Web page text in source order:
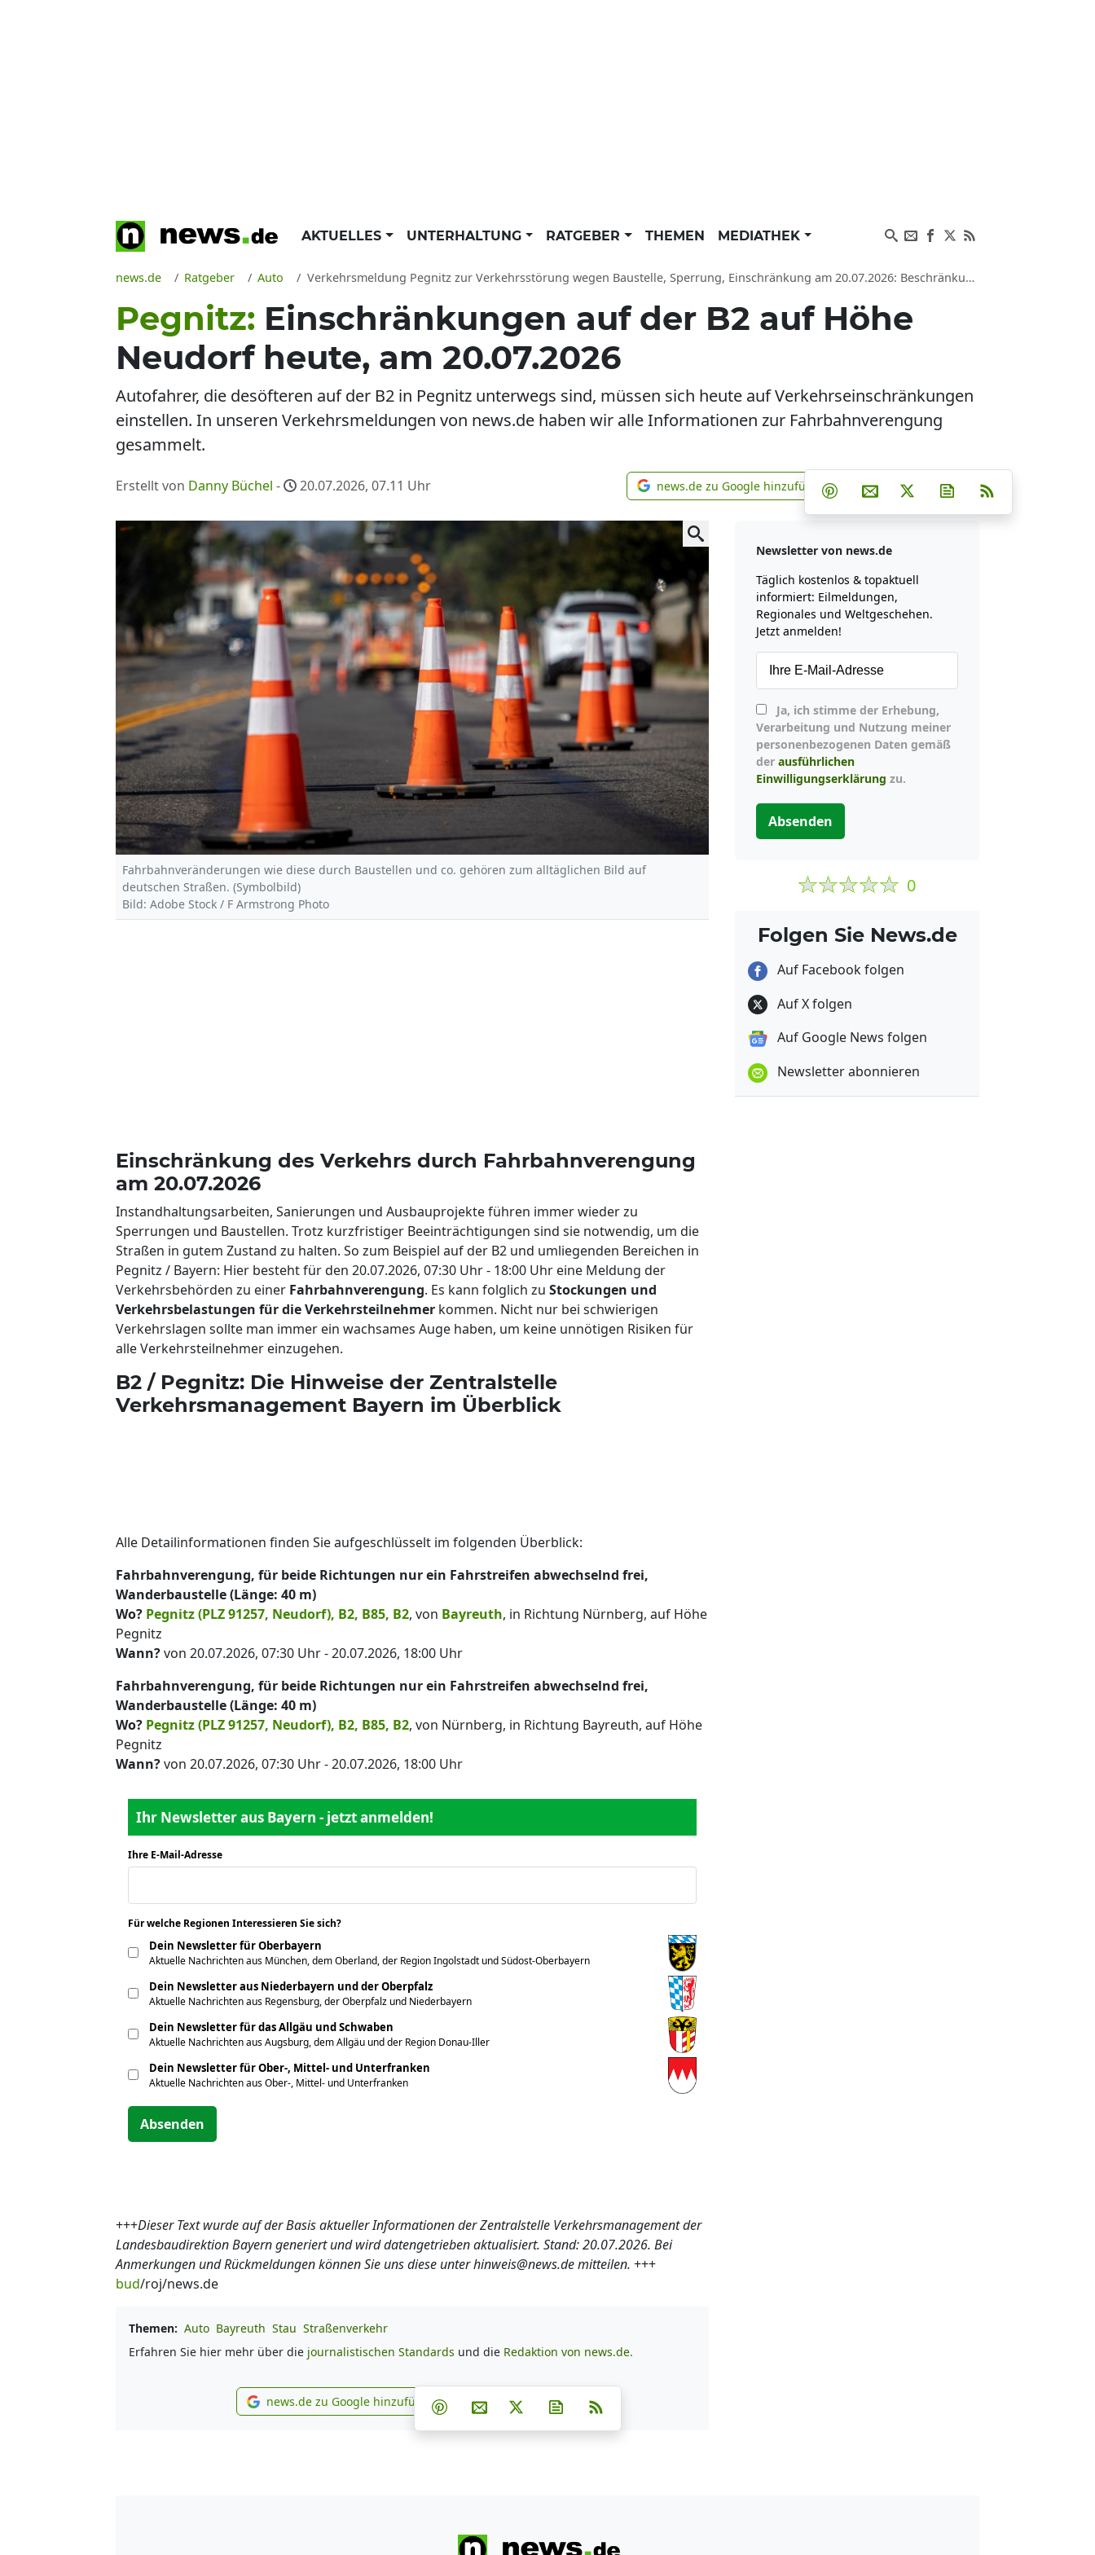
AKTUELLES UNTERHALTUNG RATGEBER THEMEN MEDIATHEK
news.de Ratgeber Auto Verkehrsmeldung Pegnitz zur Verkehrsstörung wegen Baustelle, Sperrung, Einschränkung am 20.07.2026: Beschränkungen im Verkehr, Staugefahr in Pegnitz PLZ 91257, Neudorf auf B2, B85, auf der B2
Pegnitz: Einschränkungen auf der B2 auf Höhe
Neudorf heute, am 20.07.2026
Autofahrer, die desöfteren auf der B2 in Pegnitz unterwegs sind, müssen sich heute auf Verkehrseinschränkungen
einstellen. In unseren Verkehrsmeldungen von news.de haben wir alle Informationen zur Fahrbahnverengung
gesammelt.
Erstellt von Danny Büchel - 20.07.2026, 07.11 Uhr news.de zu Google hinzufügen
news.de zu Google hinzufügen Teilen auf Facebook
Teilen auf Whatsapp
Teilen auf Telegram
Teilen auf Pinterest
Per E-Mail teilen
Post auf XNewsletter
Fahrbahnveränderungen wie diese durch Baustellen und co. gehören zum alltäglichen Bild auf
deutschen Straßen. (Symbolbild)
Bild: Adobe Stock / F Armstrong Photo
Einschränkung des Verkehrs durch Fahrbahnverengung
am 20.07.2026
Instandhaltungsarbeiten, Sanierungen und Ausbauprojekte führen immer wieder zu
Sperrungen und Baustellen. Trotz kurzfristiger Beeinträchtigungen sind sie notwendig, um die
Straßen in gutem Zustand zu halten. So zum Beispiel auf der B2 und umliegenden Bereichen in
Pegnitz / Bayern: Hier besteht für den 20.07.2026, 07:30 Uhr - 18:00 Uhr eine Meldung der
Verkehrsbehörden zu einer Fahrbahnverengung. Es kann folglich zu Stockungen und
Verkehrsbelastungen für die Verkehrsteilnehmer kommen. Nicht nur bei schwierigen
Verkehrslagen sollte man immer ein wachsames Auge haben, um keine unnötigen Risiken für
alle Verkehrsteilnehmer einzugehen.
B2 / Pegnitz: Die Hinweise der Zentralstelle
Verkehrsmanagement Bayern im Überblick
Alle Detailinformationen finden Sie aufgeschlüsselt im folgenden Überblick:
Fahrbahnverengung, für beide Richtungen nur ein Fahrstreifen abwechselnd frei,
Wanderbaustelle (Länge: 40 m)
Wo? Pegnitz (PLZ 91257, Neudorf), B2, B85, B2, von Bayreuth, in Richtung Nürnberg, auf Höhe
Pegnitz
Wann?von 20.07.2026, 07:30 Uhr - 20.07.2026, 18:00 Uhr
Fahrbahnverengung, für beide Richtungen nur ein Fahrstreifen abwechselnd frei,
Wanderbaustelle (Länge: 40 m)
Wo? Pegnitz (PLZ 91257, Neudorf), B2, B85, B2, von Nürnberg, in Richtung Bayreuth, auf Höhe
Pegnitz
Wann?von 20.07.2026, 07:30 Uhr - 20.07.2026, 18:00 Uhr
Ihr Newsletter aus Bayern - jetzt anmelden!
Ihre E-Mail-Adresse
Für welche Regionen Interessieren Sie sich?
Dein Newsletter für Oberbayern
Aktuelle Nachrichten aus München, dem Oberland, der Region Ingolstadt und Südost-Oberbayern
Dein Newsletter aus Niederbayern und der Oberpfalz
Aktuelle Nachrichten aus Regensburg, der Oberpfalz und Niederbayern
Dein Newsletter für das Allgäu und Schwaben
Aktuelle Nachrichten aus Augsburg, dem Allgäu und der Region Donau-Iller
Dein Newsletter für Ober-, Mittel- und Unterfranken
Aktuelle Nachrichten aus Ober-, Mittel- und Unterfranken
Absenden
+++Dieser Text wurde auf der Basis aktueller Informationen der Zentralstelle Verkehrsmanagement der
Landesbaudirektion Bayern generiert und wird datengetrieben aktualisiert. Stand: 20.07.2026. Bei
Anmerkungen und Rückmeldungen können Sie uns diese unter hinweis@news.de mitteilen. +++
bud/roj/news.de
Themen: Auto Bayreuth Stau Straßenverkehr
Erfahren Sie hier mehr über die journalistischen Standards und die Redaktion von news.de.
news.de zu Google hinzufügen
news.de zu Google hinzufügen Teilen auf Facebook
Teilen auf Whatsapp
Teilen auf Telegram
Teilen auf Pinterest
Per E-Mail teilen
Post auf XNewsletter abonnieren
Newsletter von news.de
Täglich kostenlos & topaktuell
informiert: Eilmeldungen,
Regionales und Weltgeschehen.
Jetzt anmelden!
Verarbeitung und Nutzung meiner
personenbezogenen Daten gemäß
der ausführlichen
Einwilligungserklärung zu.
Absenden
0
Folgen Sie News.de
Auf Facebook folgen
Auf X folgen
Auf Google News folgen
Newsletter abonnieren